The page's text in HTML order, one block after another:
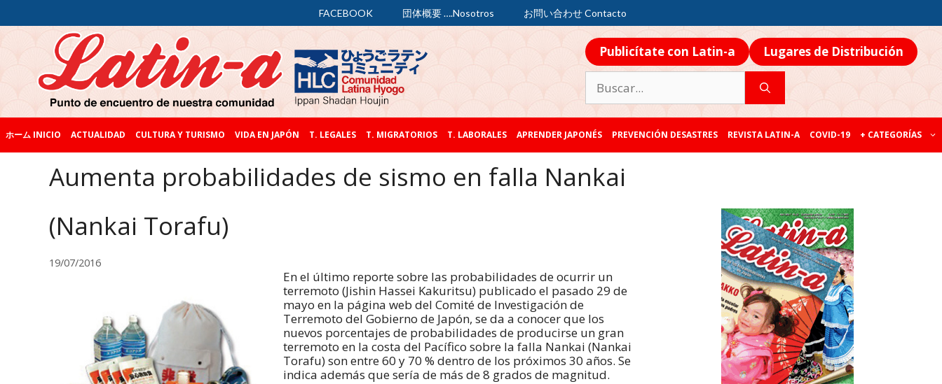
FACEBOOK 団体概要 ….Nosotros お問い合わせ Contacto
Publicítate con Latin-a Lugares de Distribución
ホーム INICIO ACTUALIDAD CULTURA Y TURISMO VIDA EN JAPÓN T. LEGALES T. MIGRATORIOS T. LABORALES APRENDER JAPONÉS PREVENCIÓN DESASTRES REVISTA LATIN-A COVID-19 + CATEGORÍAS
Aumenta probabilidades de sismo en falla Nankai
(Nankai Torafu)
19/07/2016
En el último reporte sobre las probabilidades de ocurrir un
terremoto (Jishin Hassei Kakuritsu) publicado el pasado 29 de
mayo en la página web del Comité de Investigación de
Terremoto del Gobierno de Japón, se da a conocer que los
nuevos porcentajes de probabilidades de producirse un gran
terremoto en la costa del Pacífico sobre la falla Nankai (Nankai
Torafu) son entre 60 y 70 % dentro de los próximos 30 años. Se
indica además que sería de más de 8 grados de magnitud.